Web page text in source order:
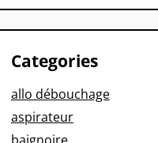
Categories
allo débouchage
aspirateur